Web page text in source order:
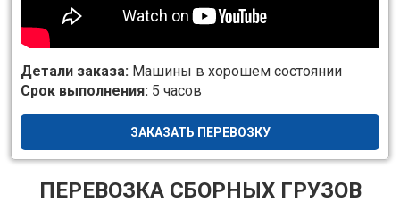
Детали заказа: Машины в хорошем состоянии
Срок выполнения: 5 часов
ЗАКАЗАТЬ ПЕРЕВОЗКУ
ПЕРЕВОЗКА СБОРНЫХ ГРУЗОВ